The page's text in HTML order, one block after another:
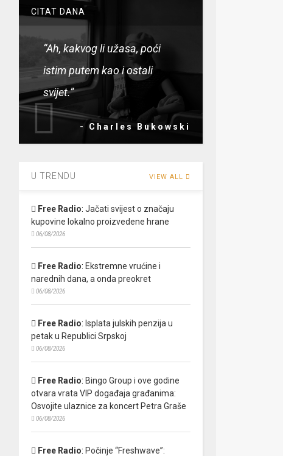
CITAT DANA
“Ah, kakvog li užasa, poći
istim putem kao i ostali
svijet.”
- Charles Bukowski
U TRENDU VIEW ALL
Free Radio: Jačati svijest o značaju
kupovine lokalno proizvedene hrane
06/08/2026
Free Radio: Ekstremne vrućine i
narednih dana, a onda preokret
06/08/2026
Free Radio: Isplata julskih penzija u
petak u Republici Srpskoj
06/08/2026
Free Radio: Bingo Group i ove godine
otvara vrata VIP događaja građanima:
Osvojite ulaznice za koncert Petra Graše
06/08/2026
Free Radio: Počinje “Freshwave”: